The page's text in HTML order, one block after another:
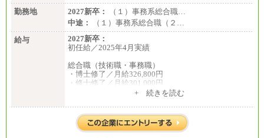
勤務地
2027新卒：
（１）事務系総合職…
中途：
（１）事務系総合職（２…
給与
2027新卒：
初任給／2025年4月実績
総合職（技術職・事務職）
・博士修了／月給326,800円
・修士修了／月給301,000円
・大学卒／月給282,000円
・高専卒（本科）／月給256,000円
一般事務職
+ 続きを読む